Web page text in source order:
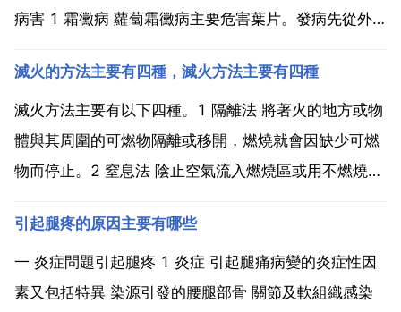
病害 1 霜黴病 蘿蔔霜黴病主要危害葉片。發病先從外
黃褐色，受葉脈限制成多角形。潮溼時葉背面出現白
黴，嚴重時外葉枯死。藥劑防治為72 霜脲錳鋅可溼性...
滅火的方法主要有四種，滅火方法主要有四種
滅火方法主要有以下四種。1 隔離法 將著火的地方或物
體與其周圍的可燃物隔離或移開，燃燒就會因缺少可燃
物而停止。2 窒息法 陰止空氣流入燃燒區或用不燃燒的
卻法 將滅火劑直接噴射到燃燒物上，以降低燃燒物的溫
度。當燃燒物的溫度到該物的燃點以下時，燃燒即可
停...
引起腿疼的原因主要有哪些
一 炎症問題引起腿疼 1 炎症 引起腿痛病變的炎症性因
素又包括特異 染源引發的腰腿部骨 關節及軟組織感染